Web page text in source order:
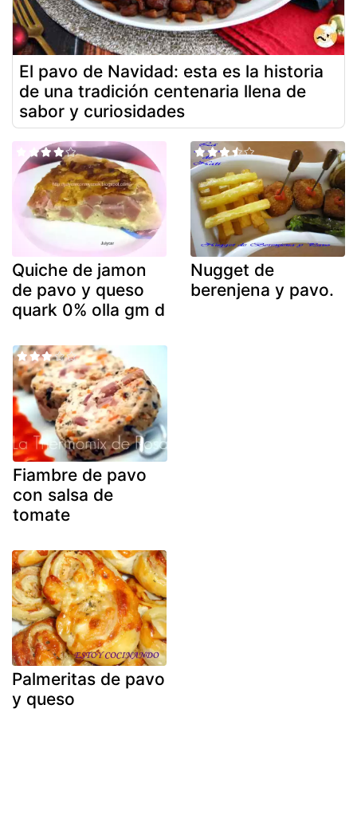
El pavo de Navidad: esta es la historia
de una tradición centenaria llena de
sabor y curiosidades
Quiche de jamon
de pavo y queso
quark 0% olla gm d
Nugget de
berenjena y pavo.
Fiambre de pavo
con salsa de
tomate
Palmeritas de pavo
y queso